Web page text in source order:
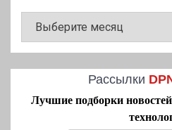
НОВОСТЕЙ
Рассылки
Лучшие подборки